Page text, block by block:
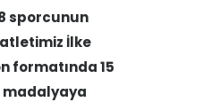
sporcunun
İlke
formatında 15
madalyaya